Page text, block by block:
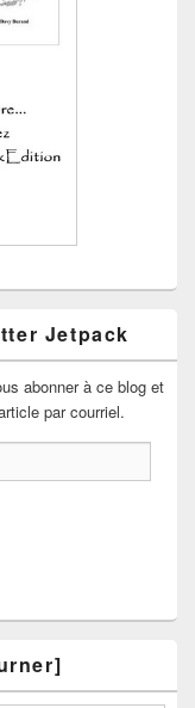
Jetpack
abonner à ce blog et
par courriel.